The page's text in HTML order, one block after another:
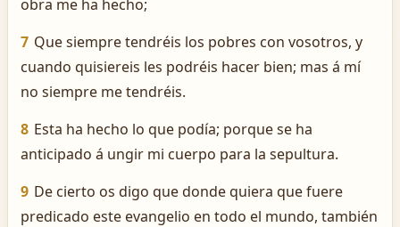
obra me ha hecho;
7 Que siempre tendréis los pobres con vosotros, y
cuando quisiereis les podréis hacer bien; mas á mí
no siempre me tendréis.
8 Esta ha hecho lo que podía; porque se ha
anticipado á ungir mi cuerpo para la sepultura.
9 De cierto os digo que donde quiera que fuere
predicado este evangelio en todo el mundo, también